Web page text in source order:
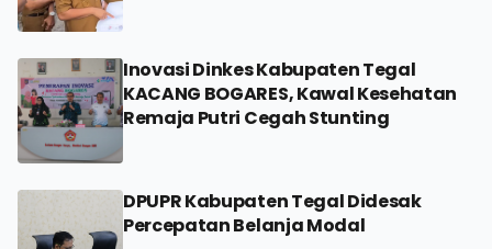
Inovasi Dinkes Kabupaten Tegal
KACANG BOGARES, Kawal Kesehatan
Remaja Putri Cegah Stunting
DPUPR Kabupaten Tegal Didesak
Percepatan Belanja Modal